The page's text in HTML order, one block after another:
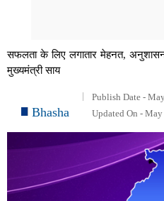
सफलता के लिए लगातार मेहनत,
मुख्यमंत्री साय
Bhasha
Publish Date -
Updated On -